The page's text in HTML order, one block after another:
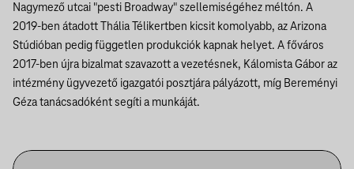
Nagymező utcai "pesti Broadway" szellemiségéhez méltón. A
2019-ben átadott Thália Télikertben kicsit komolyabb, az Arizona
Stúdióban pedig független produkciók kapnak helyet. A főváros
2017-ben újra bizalmat szavazott a vezetésnek, Kálomista Gábor az
intézmény ügyvezető igazgatói posztjára pályázott, míg Bereményi
Géza tanácsadóként segíti a munkáját.